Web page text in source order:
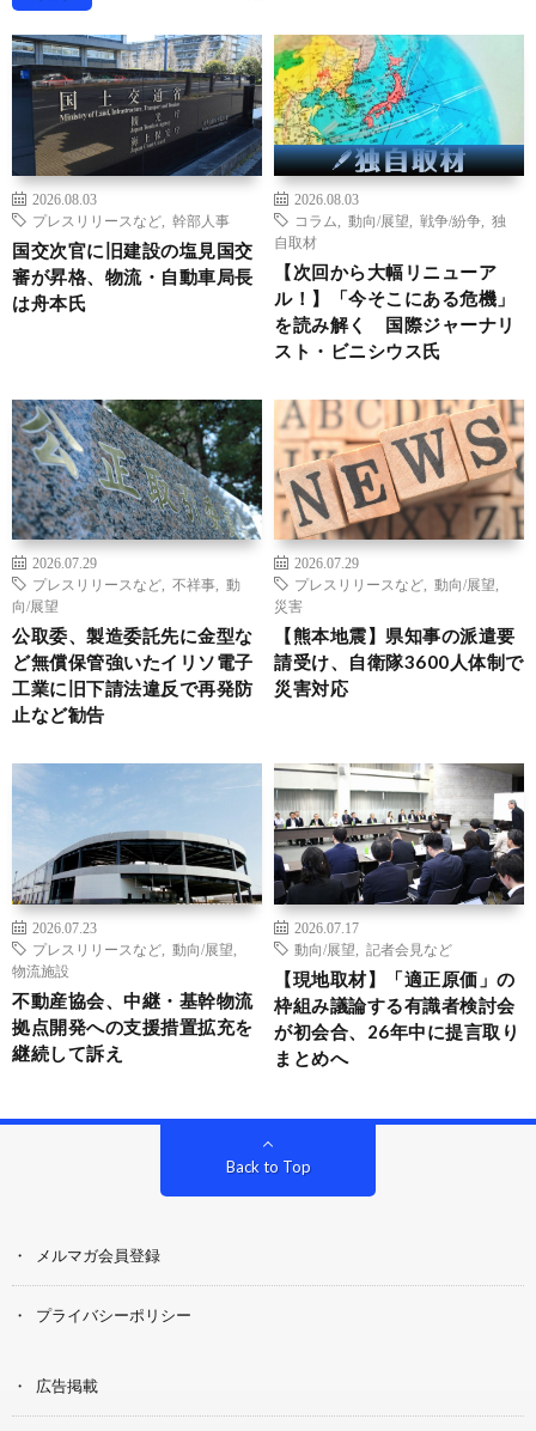
2026.08.03
プレスリリースなど
幹部人事
国交次官に旧建設の塩見国交
審が昇格、物流・自動車局長
は舟本氏
2026.08.03
コラム
動向/展望 戦争/紛争
独
自取材
【次回から大幅リニューア
ル！】「今そこにある危機」
を読み解く 国際ジャーナリ
スト・ビニシウス氏
2026.07.29
プレスリリースなど
不祥事
動
向/展望
公取委、製造委託先に金型な
ど無償保管強いたイリソ電子
工業に旧下請法違反で再発防
止など勧告
2026.07.29
プレスリリースなど
動向/展望
災害
【熊本地震】県知事の派遣要
請受け、自衛隊3600人体制で
災害対応
2026.07.23
プレスリリースなど
動向/展望
物流施設
不動産協会、中継・基幹物流
拠点開発への支援措置拡充を
継続して訴え
2026.07.17
動向/展望
記者会見など
【現地取材】「適正原価」の
枠組み議論する有識者検討会
が初会合、26年中に提言取り
まとめへ
Back to Top
メルマガ会員登録
プライバシーポリシー
広告掲載